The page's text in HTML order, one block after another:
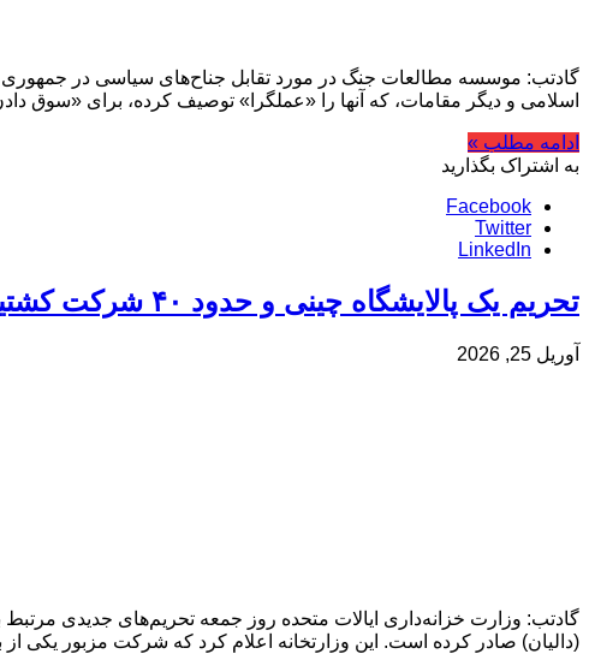
گادتب: موسسه مطالعات جنگ در مورد تقابل جناح‌های سیاسی در جمهوری
اسلامی و دیگر مقامات، که آنها را «عملگرا» توصیف کرده، برای «سوق
ادامه مطلب »
به اشتراک بگذارید
Facebook
Twitter
LinkedIn
تحریم یک پالایشگاه چینی و حدود ۴۰ شرکت کشتیرانی مرتبط با ایران توسط آمریکا
آوریل 25, 2026
گادتب: وزارت خزانه‌داری ایالات متحده روز جمعه تحریم‌های جدیدی
(دالیان) صادر کرده است. این وزارتخانه اعلام کرد که شرکت مزبور یکی